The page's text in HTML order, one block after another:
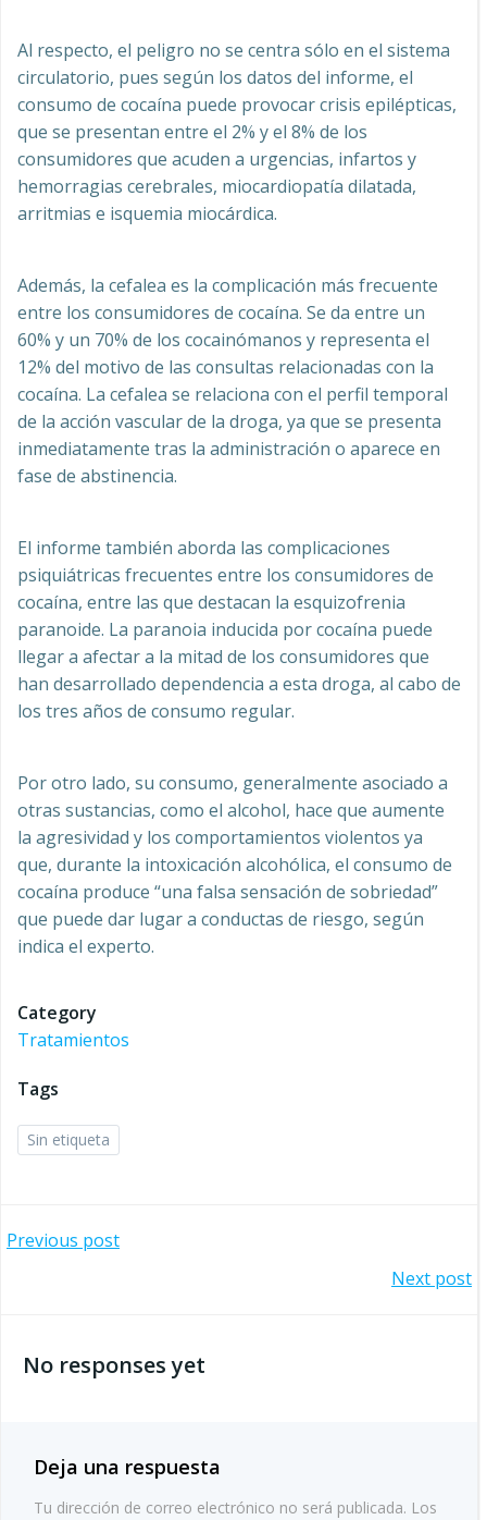
Al respecto, el peligro no se centra sólo en el sistema
circulatorio, pues según los datos del informe, el
consumo de cocaína puede provocar crisis epilépticas,
que se presentan entre el 2% y el 8% de los
consumidores que acuden a urgencias, infartos y
hemorragias cerebrales, miocardiopatía dilatada,
arritmias e isquemia miocárdica.
Además, la cefalea es la complicación más frecuente
entre los consumidores de cocaína. Se da entre un
60% y un 70% de los cocainómanos y representa el
12% del motivo de las consultas relacionadas con la
cocaína. La cefalea se relaciona con el perfil temporal
de la acción vascular de la droga, ya que se presenta
inmediatamente tras la administración o aparece en
fase de abstinencia.
El informe también aborda las complicaciones
psiquiátricas frecuentes entre los consumidores de
cocaína, entre las que destacan la esquizofrenia
paranoide. La paranoia inducida por cocaína puede
llegar a afectar a la mitad de los consumidores que
han desarrollado dependencia a esta droga, al cabo de
los tres años de consumo regular.
Por otro lado, su consumo, generalmente asociado a
otras sustancias, como el alcohol, hace que aumente
la agresividad y los comportamientos violentos ya
que, durante la intoxicación alcohólica, el consumo de
cocaína produce “una falsa sensación de sobriedad”
que puede dar lugar a conductas de riesgo, según
indica el experto.
Category
Tratamientos
Tags
Sin etiqueta
Navegación
las
Previous post
por
las
entradas
Next post
No responses yet
Deja una respuesta
Tu dirección de correo electrónico no será publicada. Los